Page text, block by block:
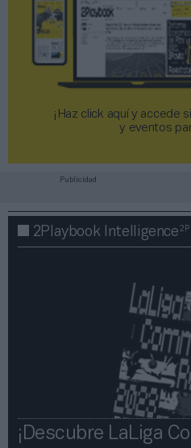
¡Haz click aquí y accede
y eventos
Publicidad
2Playbook Intelligence2P
¡Descubre LaLiga